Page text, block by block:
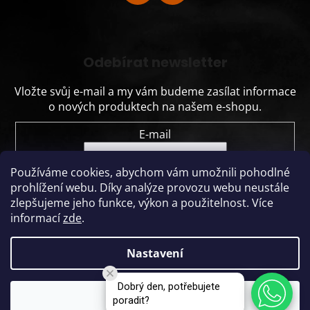
Používáme cookies, abychom vám umožnili pohodlné
prohlížení webu. Díky analýze provozu webu neustále
zlepšujeme jeho funkce, výkon a použitelnost. Více
informacízde.
Nastavení
Souhlasím
Dodáváme nejen automaty, ale kompletní vendingová řešení pro
Odebírat newsletter
Vložte svůj e-mail a my vám budeme zasílat informace
o nových produktech na našem e-shopu.
E-mail
Vložením e-mailu souhlasíte spodmínkami
ochrany osobních údajů
Vytvořil Shoptet
CENTRUMO prodejní automaty . Všechna práva
Dobrý den, potřebujete
poradit?